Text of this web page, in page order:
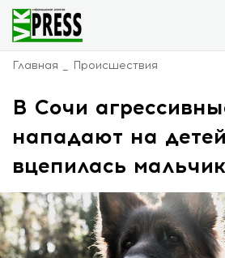
Главная Происшествия
В Сочи
нападают на
вцепилась